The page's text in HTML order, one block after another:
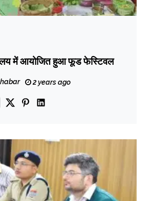
में आयोजित हुआ फूड फेस्टिवल
2 years ago